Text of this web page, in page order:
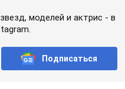
моделей и актрис - в
Подписаться